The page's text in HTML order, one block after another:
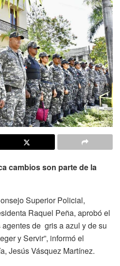
cambios son parte de la
Superior Policial,
Raquel Peña, aprobó el
de gris a azul y de su
y Servir”, informó el
Jesús Vásquez Martínez.